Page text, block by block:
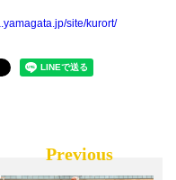
site/kurort/
Previous